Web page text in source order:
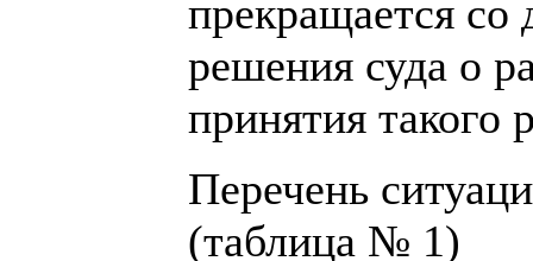
прекращается со
решения суда о
принятия такого
Перечень
(таблица № 1)